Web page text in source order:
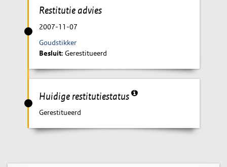
Restitutie advies
2007-11-07
Goudstikker
Besluit: Gerestitueerd
Huidige restitutiestatus
Gerestitueerd